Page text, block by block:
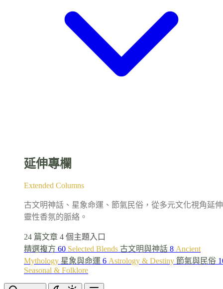
延伸專欄
Extended Columns
古文明神話、星象命運、節氣民俗，從多元文化視角延伸
靈性香氛的脈絡。
24 篇文章 4 個主題入口
精選複方 60 Selected Blends 古文明與神話 8 Ancient
Mythology 星象與命運 6 Astrology & Destiny 節氣與民俗
Seasonal & Folklore